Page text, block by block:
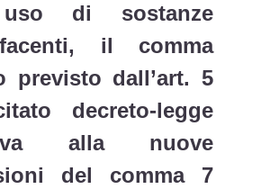
di sostanze
il comma
previsto dall’art. 5
decreto-legge
alla nuove
del comma 7